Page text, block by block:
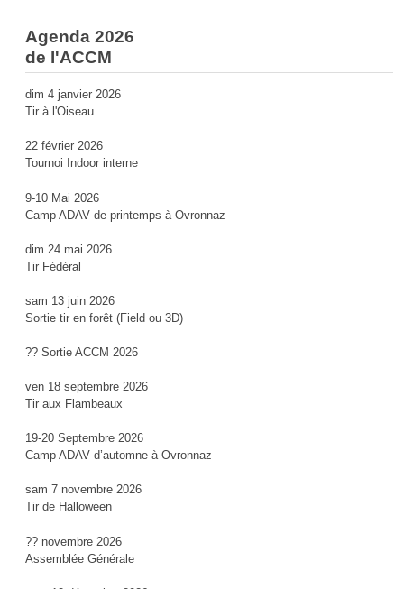
Agenda 2026
de l'ACCM
dim 4 janvier 2026
Tir à l'Oiseau
22 février 2026
Tournoi Indoor interne
9-10 Mai 2026
Camp ADAV de printemps à Ovronnaz
dim 24 mai 2026
Tir Fédéral
sam 13 juin 2026
Sortie tir en forêt (Field ou 3D)
?? Sortie ACCM 2026
ven 18 septembre 2026
Tir aux Flambeaux
19-20 Septembre 2026
Camp ADAV d’automne à Ovronnaz
sam 7 novembre 2026
Tir de Halloween
?? novembre 2026
Assemblée Générale